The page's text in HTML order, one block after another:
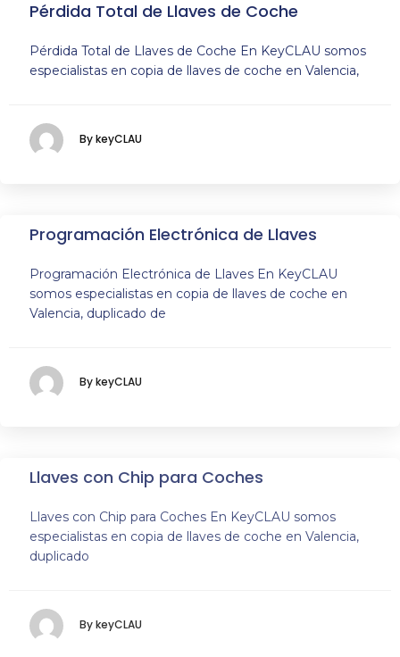
Pérdida Total de Llaves de Coche
Pérdida Total de Llaves de Coche En KeyCLAU somos
especialistas en copia de llaves de coche en Valencia,
By keyCLAU
Programación Electrónica de Llaves
Programación Electrónica de Llaves En KeyCLAU
somos especialistas en copia de llaves de coche en
Valencia, duplicado de
By keyCLAU
Llaves con Chip para Coches
Llaves con Chip para Coches En KeyCLAU somos
especialistas en copia de llaves de coche en Valencia,
duplicado
By keyCLAU